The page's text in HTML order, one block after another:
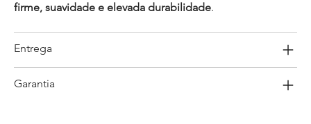
firme, suavidade e elevada durabilidade.
Entrega
Garantia